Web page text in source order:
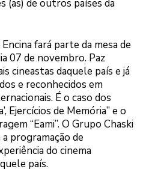
(as) de outros países da
fará parte da mesa de
07 de novembro. Paz
cineastas daquele país e já
e reconhecidos em
É o caso dos
Ejercícios de Memória” e o
“Eami”. O Grupo Chaski
programação de
do cinema
país.